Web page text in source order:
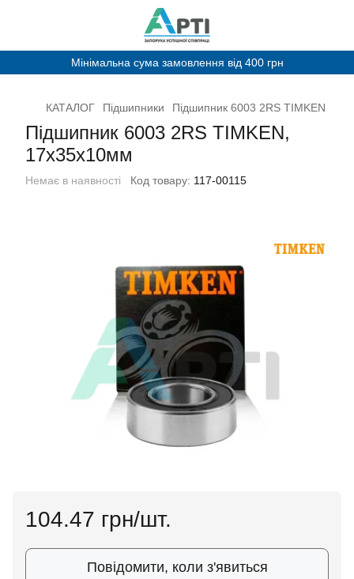
Мінімальна сума замовлення від 400 грн
КАТАЛОГ Підшипники Підшипник 6003 2RS TIMKЕN
Підшипник 6003 2RS TIMKЕN,
17х35х10мм
Немає в наявності Код товару: 117-00115
104.47 грн/шт.
Повідомити, коли з'явиться